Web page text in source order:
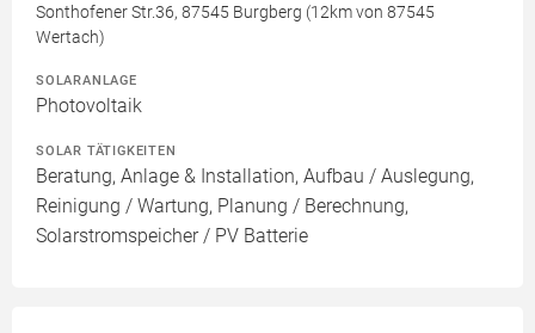
Sonthofener Str.36, 87545 Burgberg (12km von 87545
Wertach)
SOLARANLAGE
Photovoltaik
SOLAR TÄTIGKEITEN
Beratung, Anlage & Installation, Aufbau / Auslegung,
Reinigung / Wartung, Planung / Berechnung,
Solarstromspeicher / PV Batterie